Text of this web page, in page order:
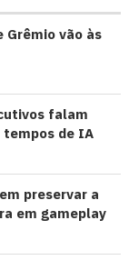
Grêmio vão às
falam
tempos de IA
preservar a
em gameplay